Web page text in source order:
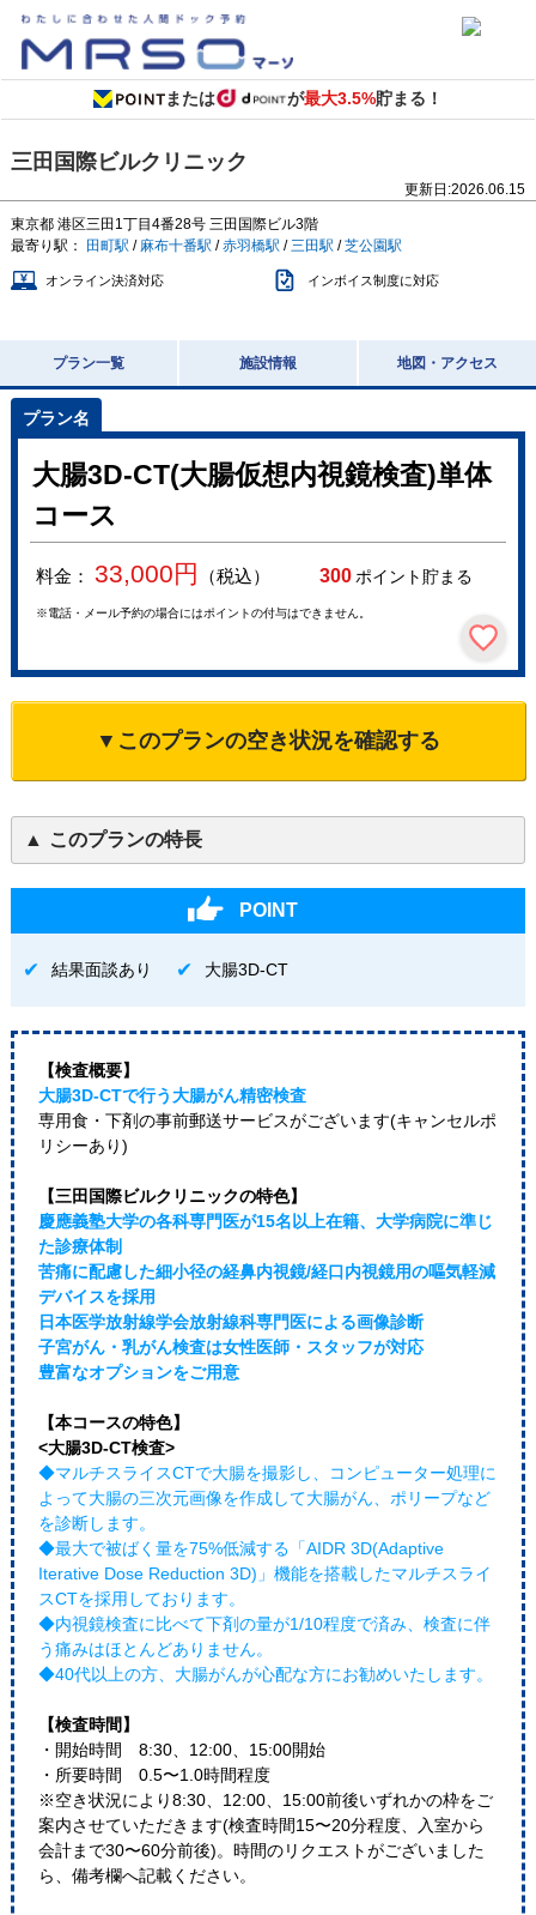
または が最大3.5%貯まる！
三田国際ビルクリニック
更新日:2026.06.15
東京都 港区三田1丁目4番28号 三田国際ビル3階
最寄り駅：
田町駅 / 麻布十番駅 /赤羽橋駅 /三田駅 /芝公園駅
オンライン決済対応 インボイス制度に対応
プラン一覧 施設情報 地図・アクセス
大腸3D-CT(大腸仮想内視鏡検査)単体
コース
料金： 33,000円 （税込） 300ポイント貯まる
※電話・メール予約の場合にはポイントの付与はできません。
▼このプランの空き状況を確認する
このプランの特長
POINT
結果面談あり 大腸3D-CT
【検査概要】
大腸3D-CTで行う大腸がん精密検査
専用食・下剤の事前郵送サービスがございます(キャンセルポ
リシーあり)
【三田国際ビルクリニックの特色】
慶應義塾大学の各科専門医が15名以上在籍、大学病院に準じ
た診療体制
苦痛に配慮した細小径の経鼻内視鏡/経口内視鏡用の嘔気軽減
デバイスを採用
日本医学放射線学会放射線科専門医による画像診断
子宮がん・乳がん検査は女性医師・スタッフが対応
豊富なオプションをご用意
【本コースの特色】
<大腸3D-CT検査>
◆マルチスライスCTで大腸を撮影し、コンピューター処理に
よって大腸の三次元画像を作成して大腸がん、ポリープなど
を診断します。
◆最大で被ばく量を75%低減する「AIDR 3D(Adaptive
Iterative Dose Reduction 3D)」機能を搭載したマルチスライ
スCTを採用しております。
◆内視鏡検査に比べて下剤の量が1/10程度で済み、検査に伴
う痛みはほとんどありません。
◆40代以上の方、大腸がんが心配な方にお勧めいたします。
【検査時間】
・開始時間 8:30、12:00、15:00開始
・所要時間 0.5〜1.0時間程度
※空き状況により8:30、12:00、15:00前後いずれかの枠をご
案内させていただきます(検査時間15〜20分程度、入室から
会計まで30〜60分前後)。時間のリクエストがございました
ら、備考欄へ記載ください。